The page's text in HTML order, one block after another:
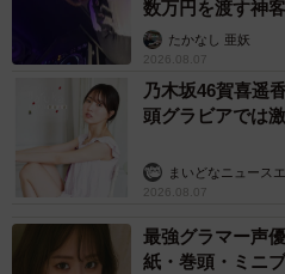
数万円を渡す神
たかなし 亜妖
2026.08.07
乃木坂46賀喜
頭グラビアでは
まいどなニュース
2026.08.07
最強グラマー声
紙・巻頭・ミニ